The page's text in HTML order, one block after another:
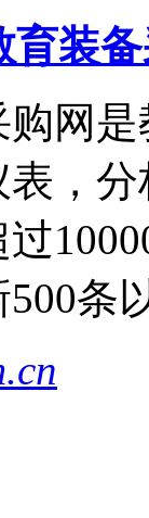
育装
网
，
条